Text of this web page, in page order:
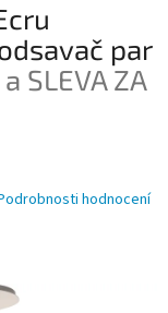
par
SLEVA ZA
hodnocení